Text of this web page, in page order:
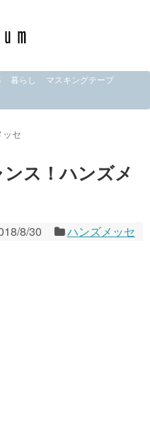
暮らし
マスキングテープ
セ
ス！ハンズメ
8/30 ハンズメッセ